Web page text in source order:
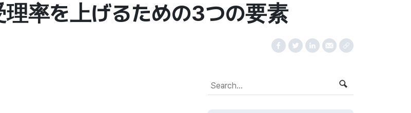
率を上げるための3つの要素